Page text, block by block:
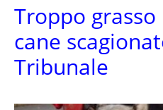
Troppo
cane
Tribunale